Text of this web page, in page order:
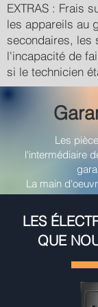
EXTRAS : Frais
les appareils au
secondaires, les
l'incapacité de
si le technicien
Les
l'intermédiaire
La main
LES
QUE